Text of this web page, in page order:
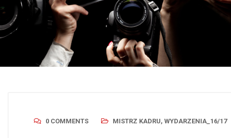
0 COMMENTS MISTRZ KADRU, WYDARZENIA_16/17